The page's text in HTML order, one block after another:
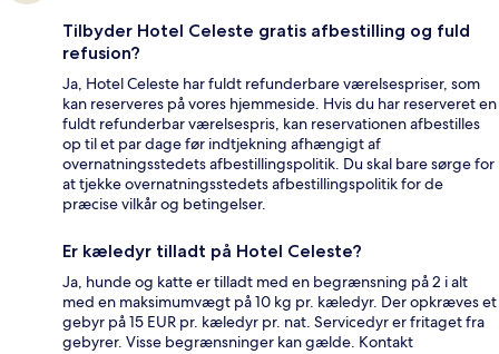
Tilbyder Hotel Celeste gratis afbestilling og fuld
refusion?
Ja, Hotel Celeste har fuldt refunderbare værelsespriser, som
kan reserveres på vores hjemmeside. Hvis du har reserveret en
fuldt refunderbar værelsespris, kan reservationen afbestilles
op til et par dage før indtjekning afhængigt af
overnatningsstedets afbestillingspolitik. Du skal bare sørge for
at tjekke overnatningsstedets afbestillingspolitik for de
præcise vilkår og betingelser.
Er kæledyr tilladt på Hotel Celeste?
Ja, hunde og katte er tilladt med en begrænsning på 2 i alt
med en maksimumvægt på 10 kg pr. kæledyr. Der opkræves et
gebyr på 15 EUR pr. kæledyr pr. nat. Servicedyr er fritaget fra
gebyrer. Visse begrænsninger kan gælde. Kontakt